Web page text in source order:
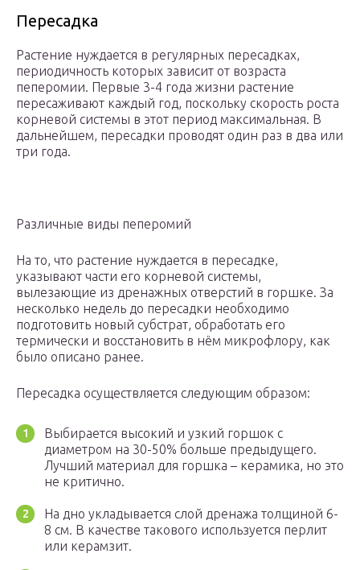
Пересадка
Растение нуждается в регулярных пересадках,
периодичность которых зависит от возраста
пеперомии. Первые 3-4 года жизни растение
пересаживают каждый год, поскольку скорость роста
корневой системы в этот период максимальная. В
дальнейшем, пересадки проводят один раз в два или
три года.
Различные виды пеперомий
На то, что растение нуждается в пересадке,
указывают части его корневой системы,
вылезающие из дренажных отверстий в горшке. За
несколько недель до пересадки необходимо
подготовить новый субстрат, обработать его
термически и восстановить в нём микрофлору, как
было описано ранее.
Пересадка осуществляется следующим образом:
Выбирается высокий и узкий горшок с
диаметром на 30-50% больше предыдущего.
Лучший материал для горшка – керамика, но это
не критично.
На дно укладывается слой дренажа толщиной 6-
8 см. В качестве такового используется перлит
или керамзит.